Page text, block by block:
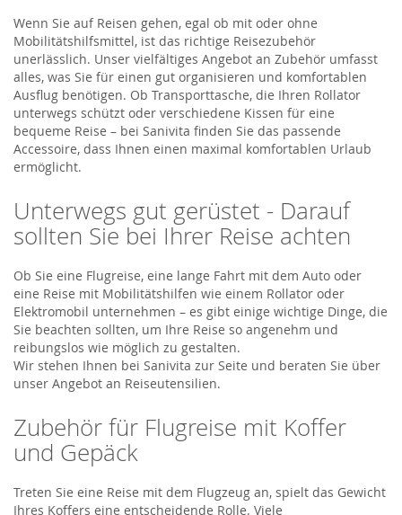
Wenn Sie auf Reisen gehen, egal ob mit oder ohne
Mobilitätshilfsmittel, ist das richtige Reisezubehör
unerlässlich. Unser vielfältiges Angebot an Zubehör umfasst
alles, was Sie für einen gut organisieren und komfortablen
Ausflug benötigen. Ob Transporttasche, die Ihren Rollator
unterwegs schützt oder verschiedene Kissen für eine
bequeme Reise – bei Sanivita finden Sie das passende
Accessoire, dass Ihnen einen maximal komfortablen Urlaub
ermöglicht.
Unterwegs gut gerüstet - Darauf
sollten Sie bei Ihrer Reise achten
Ob Sie eine Flugreise, eine lange Fahrt mit dem Auto oder
eine Reise mit Mobilitätshilfen wie einem Rollator oder
Elektromobil unternehmen – es gibt einige wichtige Dinge, die
Sie beachten sollten, um Ihre Reise so angenehm und
reibungslos wie möglich zu gestalten.
Wir stehen Ihnen bei Sanivita zur Seite und beraten Sie über
unser Angebot an Reiseutensilien.
Zubehör für Flugreise mit Koffer
und Gepäck
Treten Sie eine Reise mit dem Flugzeug an, spielt das Gewicht
Ihres Koffers eine entscheidende Rolle. Viele